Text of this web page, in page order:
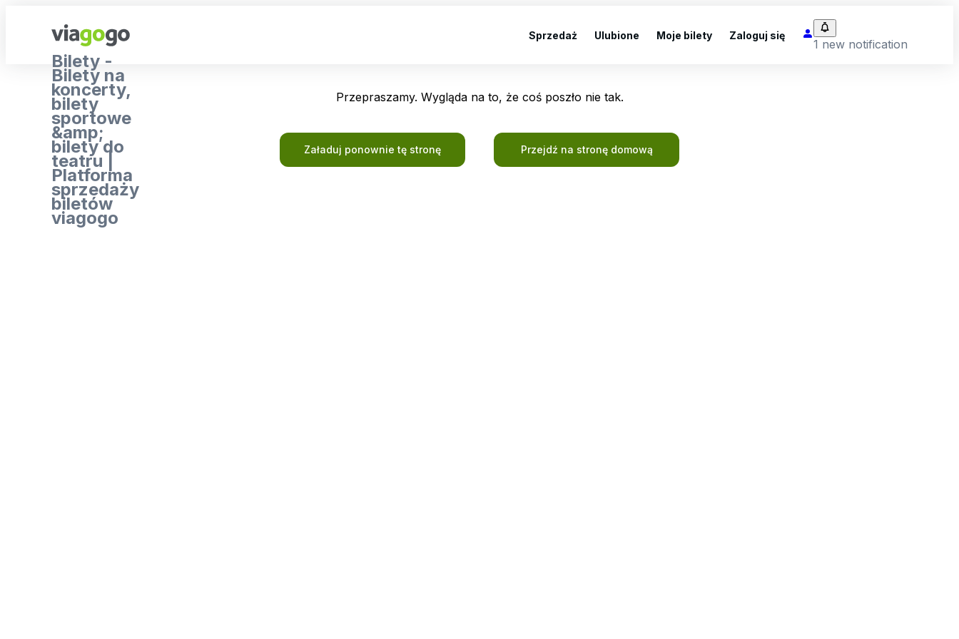
Bilety -
Bilety na
koncerty,
bilety
sportowe
&amp;
bilety do
teatru |
Platforma
sprzedaży
biletów
viagogo
Sprzedaż Ulubione Moje bilety Zaloguj się
1 new notification
Przepraszamy. Wygląda na to, że coś poszło nie tak.
Załaduj ponownie tę stronę Przejdź na stronę domową